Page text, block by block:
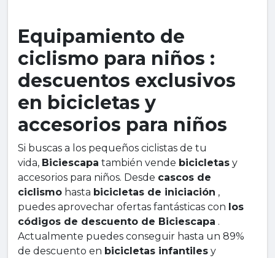
Equipamiento de
ciclismo para niños :
descuentos exclusivos
en bicicletas y
accesorios para niños
Si buscas a los pequeños ciclistas de tu
vida, Biciescapa también vende bicicletas y
accesorios para niños. Desde cascos de
ciclismo hasta bicicletas de iniciación ,
puedes aprovechar ofertas fantásticas con los
códigos de descuento de Biciescapa .
Actualmente puedes conseguir hasta un 89%
de descuento en bicicletas infantiles y